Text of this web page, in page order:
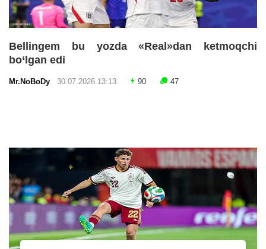
Bellingem bu yozda «Real»dan ketmoqchi
bo‘lgan edi
Mr.NoBoDy 30.07.2026 13:13 90 47